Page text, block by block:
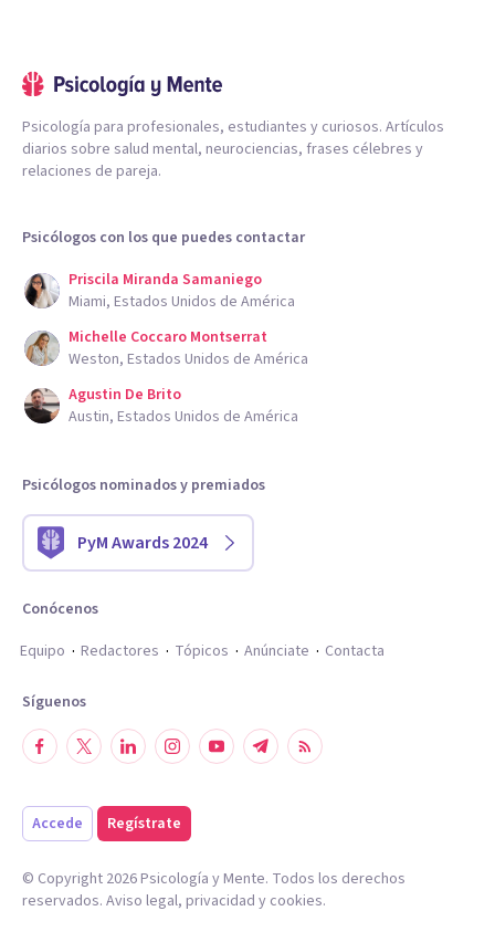
Psicología para profesionales, estudiantes y curiosos. Artículos
diarios sobre salud mental, neurociencias, frases célebres y
relaciones de pareja.
Psicólogos con los que puedes contactar
Priscila Miranda Samaniego
Miami, Estados Unidos de América
Michelle Coccaro Montserrat
Weston, Estados Unidos de América
Agustin De Brito
Austin, Estados Unidos de América
Psicólogos nominados y premiados
PyM Awards 2024
Conócenos
Equipo
Redactores Tópicos Anúnciate Contacta
Síguenos
Accede Regístrate
© Copyright 2026Psicología y Mente. Todos los derechos
reservados. Aviso legal, privacidad y cookies.